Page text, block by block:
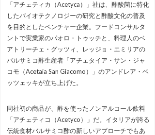
「アチェティカ（Acetyca）」社は、酢酸菌に特化
したバイオテクノロジーの研究と酢酸文化の普及
を目的としたベンチャー企業。フードコンサルタ
ントで実業家のパオロ・トゥッチと、料理人のベ
アトリーチェ・グッツィ、レッジョ・エミリアの
バルサミコ酢生産者「アチェタイア・サン・ジャ
コモ（Acetaia San Giacomo）」のアンドレア・ベ
ッツェッキが立ち上げた。
同社初の商品が、酢を使ったノンアルコール飲料
「アチェティコ（Acetyco）」だ。イタリアが誇る
伝統食材バルサミコ酢の新しいアプローチでもあ